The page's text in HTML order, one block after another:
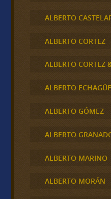
ALBERTO
ALBERTO CORTEZ
ALBERTO CORTEZ
ALBERTO ECHAGÜE
ALBERTO GÓMEZ
ALBERTO
ALBERTO MARINO
ALBERTO MORÁN